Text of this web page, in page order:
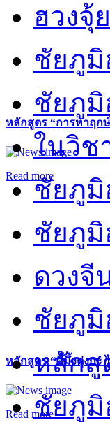
หลักสูตร “การหาฤก
Read more
หลักสูตร “คี้มึ้งตุ่งกะ
Read more
ฮวงจุ้
ชัยภูมิ
ชัยภูมิ
ในวิช
ชัยภูมิ
ชัยภูมิ
ดวงจี
ชัยภูมิ
หลักสู
ชัยภูมิ